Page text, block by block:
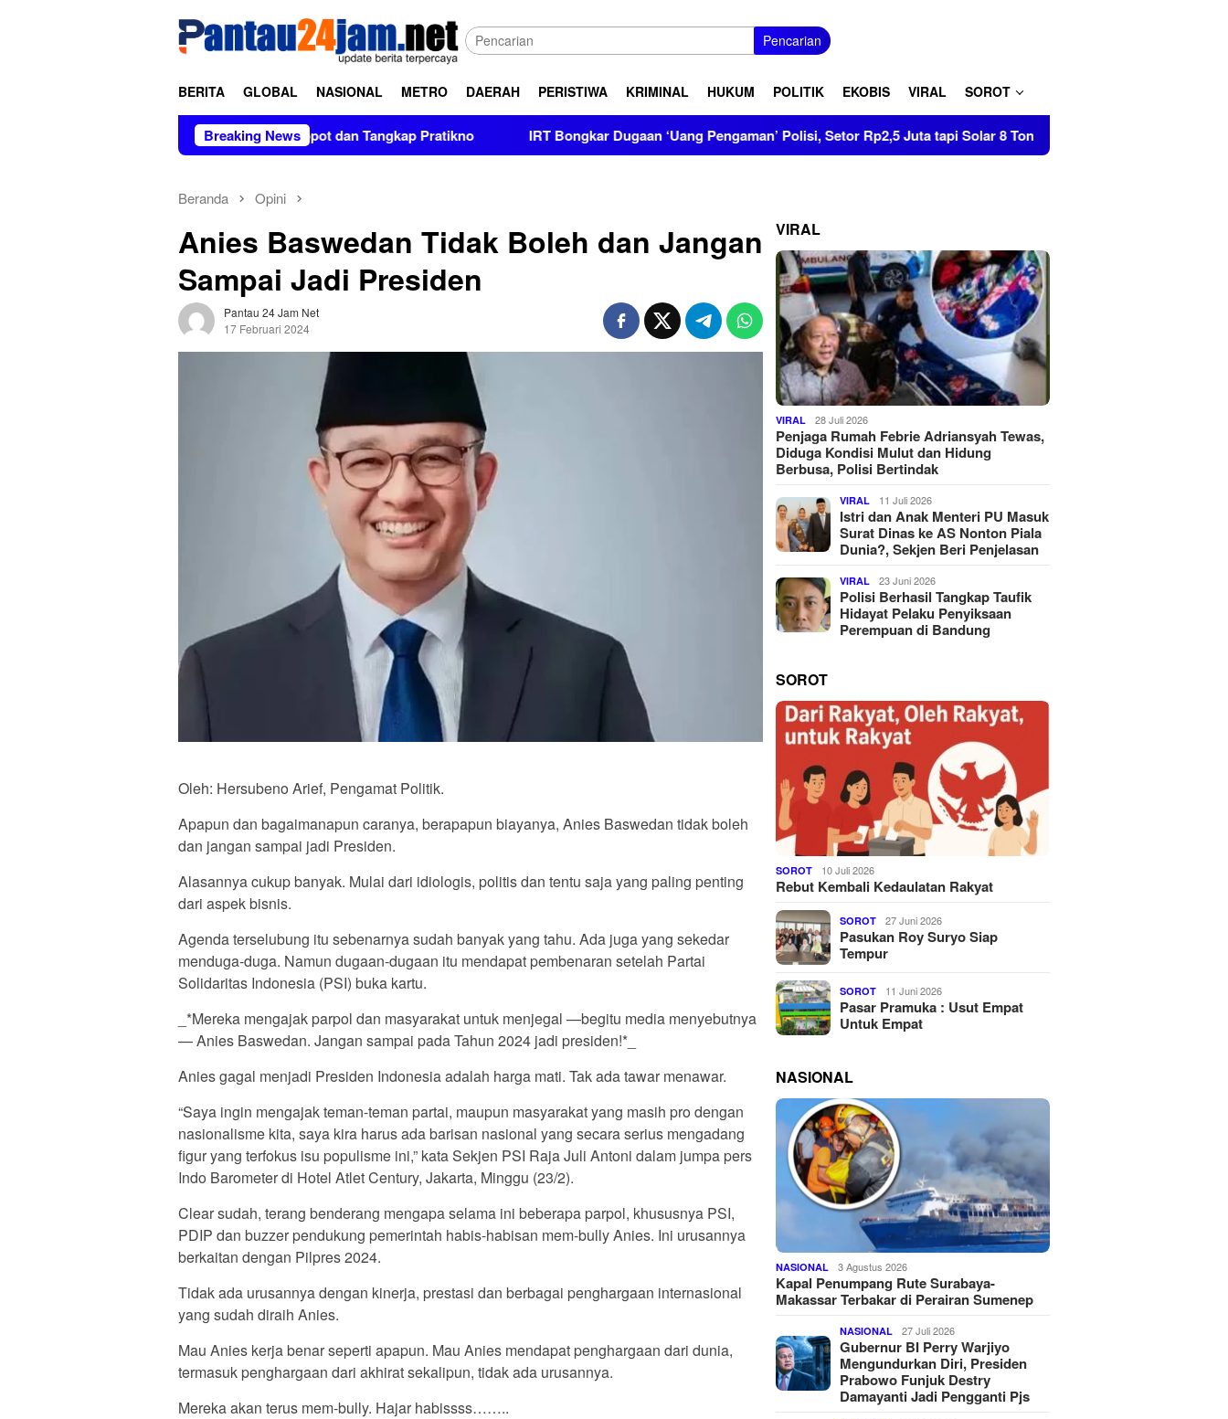
Pencarian
BERITA GLOBAL NASIONAL METRO DAERAH PERISTIWA KRIMINAL HUKUM POLITIK EKOBIS VIRAL SOROT
Breaking News
Copot dan Tangkap Pratikno IRT Bongkar Dugaan ‘Uang Pengaman’ Polisi, Setor Rp2,5 Juta tapi Solar 8 Ton Disita di Pinrang
Beranda Opini
Anies Baswedan Tidak Boleh dan Jangan
Sampai Jadi Presiden
Pantau 24 Jam Net
17 Februari 2024
Oleh: Hersubeno Arief, Pengamat Politik.
Apapun dan bagaimanapun caranya, berapapun biayanya, Anies Baswedan tidak boleh
dan jangan sampai jadi Presiden.
Alasannya cukup banyak. Mulai dari idiologis, politis dan tentu saja yang paling penting
dari aspek bisnis.
Agenda terselubung itu sebenarnya sudah banyak yang tahu. Ada juga yang sekedar
menduga-duga. Namun dugaan-dugaan itu mendapat pembenaran setelah Partai
Solidaritas Indonesia (PSI) buka kartu.
_*Mereka mengajak parpol dan masyarakat untuk menjegal —begitu media menyebutnya
— Anies Baswedan. Jangan sampai pada Tahun 2024 jadi presiden!*_
Anies gagal menjadi Presiden Indonesia adalah harga mati. Tak ada tawar menawar.
“Saya ingin mengajak teman-teman partai, maupun masyarakat yang masih pro dengan
nasionalisme kita, saya kira harus ada barisan nasional yang secara serius mengadang
figur yang terfokus isu populisme ini,” kata Sekjen PSI Raja Juli Antoni dalam jumpa pers
Indo Barometer di Hotel Atlet Century, Jakarta, Minggu (23/2).
Clear sudah, terang benderang mengapa selama ini beberapa parpol, khususnya PSI,
PDIP dan buzzer pendukung pemerintah habis-habisan mem-bully Anies. Ini urusannya
berkaitan dengan Pilpres 2024.
Tidak ada urusannya dengan kinerja, prestasi dan berbagai penghargaan internasional
yang sudah diraih Anies.
Mau Anies kerja benar seperti apapun. Mau Anies mendapat penghargaan dari dunia,
termasuk penghargaan dari akhirat sekalipun, tidak ada urusannya.
Mereka akan terus mem-bully. Hajar habissss……..
VIRAL
VIRAL 28 Juli 2026
Penjaga Rumah Febrie Adriansyah Tewas,
Diduga Kondisi Mulut dan Hidung
Berbusa, Polisi Bertindak
VIRAL 11 Juli 2026
Istri dan Anak Menteri PU Masuk
Surat Dinas ke AS Nonton Piala
Dunia?, Sekjen Beri Penjelasan
VIRAL 23 Juni 2026
Polisi Berhasil Tangkap Taufik
Hidayat Pelaku Penyiksaan
Perempuan di Bandung
SOROT
SOROT 10 Juli 2026
Rebut Kembali Kedaulatan Rakyat
SOROT 27 Juni 2026
Pasukan Roy Suryo Siap
Tempur
SOROT 11 Juni 2026
Pasar Pramuka : Usut Empat
Untuk Empat
NASIONAL
NASIONAL 3 Agustus 2026
Kapal Penumpang Rute Surabaya-
Makassar Terbakar di Perairan Sumenep
NASIONAL 27 Juli 2026
Gubernur BI Perry Warjiyo
Mengundurkan Diri, Presiden
Prabowo Funjuk Destry
Damayanti Jadi Pengganti Pjs